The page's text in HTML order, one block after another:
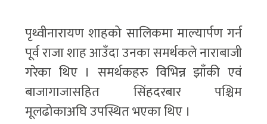
पृथ्वीनारायण शाहको सालिकमा माल्यार्पण गर्न
पूर्व राजा शाह आउँदा उनका समर्थकले नाराबाजी
गरेका थिए । समर्थकहरु विभिन्न झाँकी एवं
बाजागाजासहित सिंहदरबार पश्चिम
मूलढोकाअघि उपस्थित भएका थिए ।